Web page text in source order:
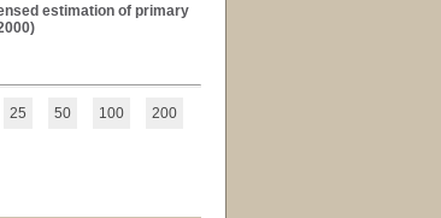
estimation of primary
25 50 100 200